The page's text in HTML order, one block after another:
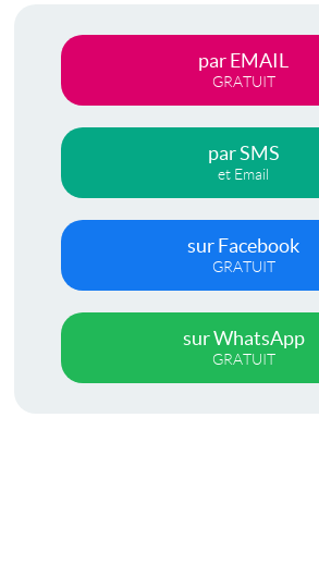
par EMAIL
GRATUIT
par SMS
et Email
sur Facebook
GRATUIT
sur WhatsApp
GRATUIT